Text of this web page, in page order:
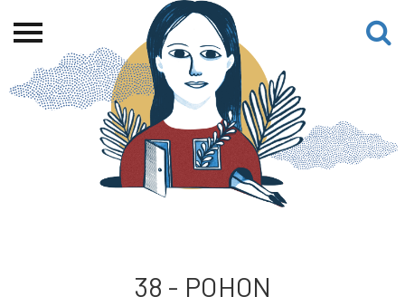
Beranda
Tentang
Permohonan Hibah
Sekolah Pemikiran
38 - POHON